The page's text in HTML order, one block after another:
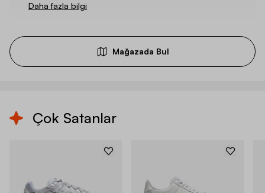
Daha fazla bilgi
Mağazada Bul
Çok Satanlar